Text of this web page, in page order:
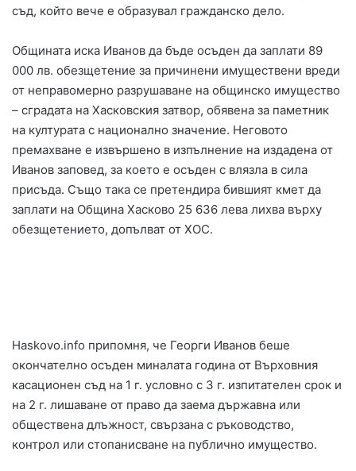
съд, който вече е образувал гражданско дело.
Общината иска Иванов да бъде осъден да заплати 89
000 лв. обезщетение за причинени имуществени вреди
от неправомерно разрушаване на общинско имущество
– сградата на Хасковския затвор, обявена за паметник
на културата с национално значение. Неговото
премахване е извършено в изпълнение на издадена от
Иванов заповед, за което е осъден с влязла в сила
присъда. Също така се претендира бившият кмет да
заплати на Община Хасково 25 636 лева лихва върху
обезщетението, допълват от ХОС.
Haskovo.info припомня, че Георги Иванов беше
окончателно осъден миналата година от Върховния
касационен съд на 1 г. условно с 3 г. изпитателен срок и
на 2 г. лишаване от право да заема държавна или
обществена длъжност, свързана с ръководство,
контрол или стопанисване на публично имущество.